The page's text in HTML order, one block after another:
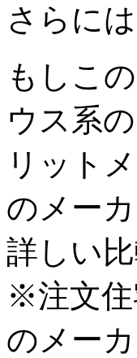
さらに
もしこ
ウス系
リット
のメー
詳しい
※注文住
のメー